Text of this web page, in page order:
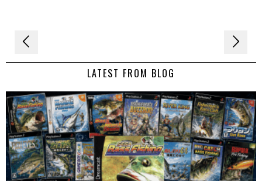
Navigation
de LATEST FROM BLOG